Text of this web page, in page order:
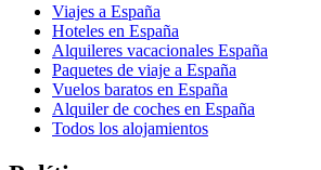
Viajes a España
Hoteles en España
Alquileres vacacionales España
Paquetes de viaje a España
Vuelos baratos en España
Alquiler de coches en España
Todos los alojamientos